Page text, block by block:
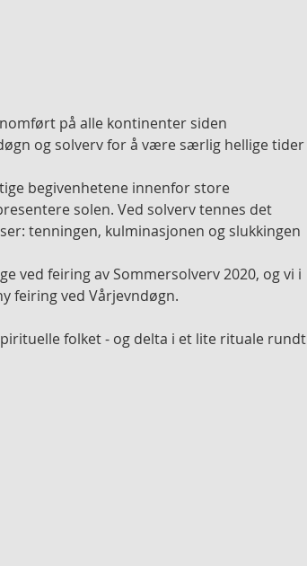
på alle kontinenter siden
og solverv for å være særlig hellige tider
begivenhetene innenfor store
solen. Ved solverv tennes det
tenningen, kulminasjonen og slukkingen
ved feiring av Sommersolverv 2020, og vi i
feiring ved Vårjevndøgn.
folket - og delta i et lite rituale rundt